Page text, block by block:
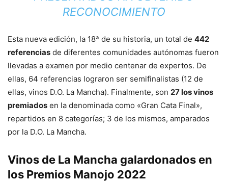
RECONOCIMIENTO
Esta nueva edición, la 18ª de su historia, un total de 442
referencias de diferentes comunidades autónomas fueron
llevadas a examen por medio centenar de expertos. De
ellas, 64 referencias lograron ser semifinalistas (12 de
ellas, vinos D.O. La Mancha). Finalmente, son 27 los vinos
premiados en la denominada como «Gran Cata Final»,
repartidos en 8 categorías; 3 de los mismos, amparados
por la D.O. La Mancha.
Vinos de La Mancha galardonados en
los Premios Manojo 2022